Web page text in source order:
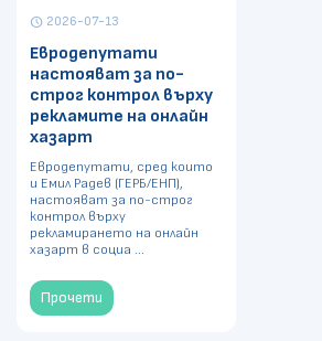
schedule 2026-07-13
Евродепутати
настояват за по-
строг контрол върху
рекламите на онлайн
хазарт
Евродепутати, сред които
и Емил Радев (ГЕРБ/ЕНП),
настояват за по-строг
контрол върху
рекламирането на онлайн
хазарт в социа ...
Прочети